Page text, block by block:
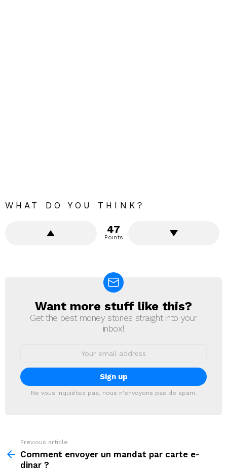
WHAT DO YOU THINK?
47
Points
NEWSLETTER
Want more stuff like this?
Get the best money stories straight into your
inbox!
Ne vous inquiétez pas, nous n'envoyons pas de spam.
more
Previous article
Comment envoyer un mandat par carte e-
dinar ?